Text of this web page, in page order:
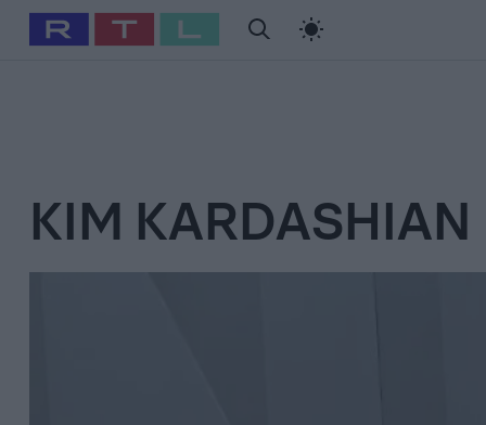
Babits Marcella Szellő István Most Wanted
KIM KARDASHIAN